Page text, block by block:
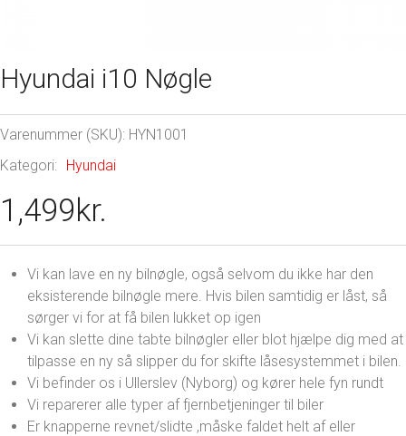
Hyundai i10 Nøgle
Varenummer (SKU): HYN1001
Kategori:
Hyundai
1,499kr.
Vi kan lave en ny bilnøgle, også selvom du ikke har den
eksisterende bilnøgle mere. Hvis bilen samtidig er låst, så
sørger vi for at få bilen lukket op igen
Vi kan slette dine tabte bilnøgler eller blot hjælpe dig med at
tilpasse en ny så slipper du for skifte låsesystemmet i bilen.
Vi befinder os i Ullerslev (Nyborg) og kører hele fyn rundt
Vi reparerer alle typer af fjernbetjeninger til biler
Er knapperne revnet/slidte ,måske faldet helt af eller